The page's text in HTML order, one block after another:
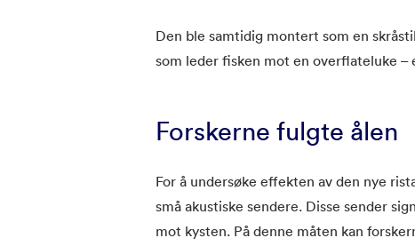
Den ble samtidig montert som en
som leder fisken mot en overflateluke –
Forskerne fulgte ålen
For å undersøke effekten av den nye
små akustiske sendere. Disse sender
mot kysten. På denne måten kan